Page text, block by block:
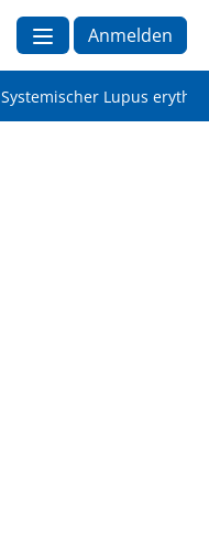
Anmelden
Systemischer Lupus